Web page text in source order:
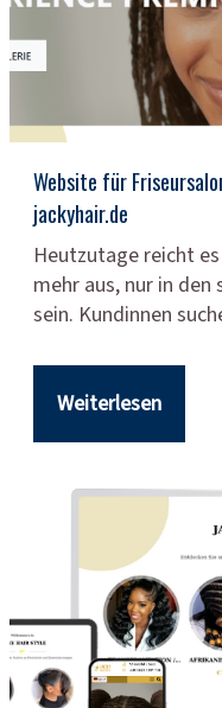
Website für
jackyhair.de
Heutzutage reicht
mehr aus, nur in
sein. Kundinnen
Weiterlesen